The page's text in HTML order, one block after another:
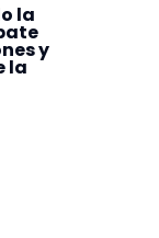
la
y
la